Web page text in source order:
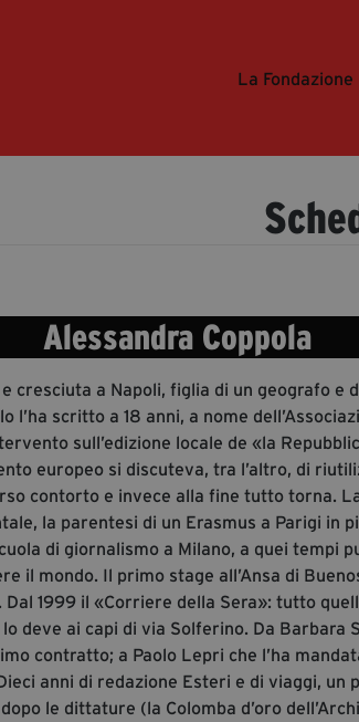
La Fondazione
Alessandra Coppola
cresciuta a Napoli, figlia di un geografo e
scritto a 18 anni, a nome
sull’edizione locale de «la
europeo si discuteva, tra l’altro, di
contorto e invece alla fine tutto torna.
la parentesi di un Erasmus a Parigi in
di giornalismo a Milano, a quei tempi
il mondo. Il primo stage all’Ansa di
1999 il «Corriere della Sera»: tutto
deve ai capi di via Solferino. Da Barbara
contratto; a Paolo Lepri che l’ha
anni di redazione Esteri e di viaggi, un
le dittature (la Colomba d’oro